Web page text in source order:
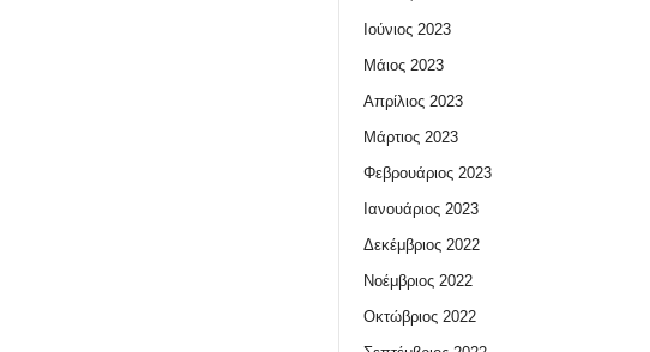
Ιούνιος 2023
Μάιος 2023
Απρίλιος 2023
Μάρτιος 2023
Φεβρουάριος 2023
Ιανουάριος 2023
Δεκέμβριος 2022
Νοέμβριος 2022
Οκτώβριος 2022